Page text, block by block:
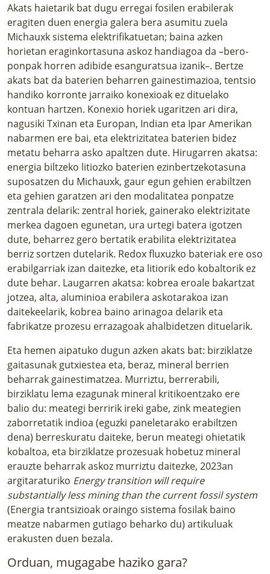
Akats haietarik bat dugu erregai fosilen erabilerak
eragiten duen energia galera bera asumitu zuela
Michauxk sistema elektrifikatuetan; baina azken
horietan eraginkortasuna askoz handiagoa da –bero-
ponpak horren adibide esanguratsua izanik–. Bertze
akats bat da baterien beharren gainestimazioa, tentsio
handiko korronte jarraiko konexioak ez dituelako
kontuan hartzen. Konexio horiek ugaritzen ari dira,
nagusiki Txinan eta Europan, Indian eta Ipar Amerikan
nabarmen ere bai, eta elektrizitatea baterien bidez
metatu beharra asko apaltzen dute. Hirugarren akatsa:
energia biltzeko litiozko baterien ezinbertzekotasuna
suposatzen du Michauxk, gaur egun gehien erabiltzen
eta gehien garatzen ari den modalitatea ponpatze
zentrala delarik: zentral horiek, gainerako elektrizitate
merkea dagoen egunetan, ura urtegi batera igotzen
dute, beharrez gero bertatik erabilita elektrizitatea
berriz sortzen dutelarik. Redox fluxuzko bateriak ere oso
erabilgarriak izan daitezke, eta litiorik edo kobaltorik ez
dute behar. Laugarren akatsa: kobrea eroale bakartzat
jotzea, alta, aluminioa erabilera askotarakoa izan
daitekeelarik, kobrea baino arinagoa delarik eta
fabrikatze prozesu errazagoak ahalbidetzen dituelarik.
Eta hemen aipatuko dugun azken akats bat: birziklatze
gaitasunak gutxiestea eta, beraz, mineral berrien
beharrak gainestimatzea. Murriztu, berrerabili,
birziklatu lema ezagunak mineral kritikoentzako ere
balio du: meategi berririk ireki gabe, zink meategien
zaborretatik indioa (eguzki paneletarako erabiltzen
dena) berreskuratu daiteke, berun meategi ohietatik
kobaltoa, eta birziklatze prozesuak hobetuz mineral
erauzte beharrak askoz murriztu daitezke, 2023an
argitaraturiko Energy transition will require
substantially less mining than the current fossil system
(Energia trantsizioak oraingo sistema fosilak baino
meatze nabarmen gutiago beharko du) artikuluak
erakusten duen bezala.
Orduan, mugagabe haziko gara?